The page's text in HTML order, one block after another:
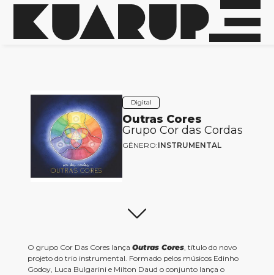
Digital
Outras Cores
Grupo Cor das Cordas
GÊNERO:INSTRUMENTAL
O grupo Cor Das Cores lança Outras Cores, título do novo
projeto do trio instrumental. Formado pelos músicos Edinho
Godoy, Luca Bulgarini e Milton Daud o conjunto lança o